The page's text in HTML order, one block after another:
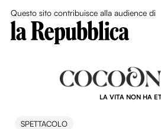
Questo sito contribuisce alla audience di
LA VITA NON HA
SPETTACOLO